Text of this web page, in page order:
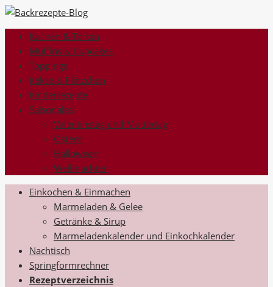
Kuchen & Torten
Muffins & Cupcakes
Toppings
Kekse & Plätzchen
Kinderrezepte
Saisonales
Valentinstag und Muttertag
Ostern
Halloween
Weihnachten
Einkochen & Einmachen
Marmeladen & Gelee
Getränke & Sirup
Marmeladenkalender und Einkochkalender
Nachtisch
Springformrechner
Rezeptverzeichnis